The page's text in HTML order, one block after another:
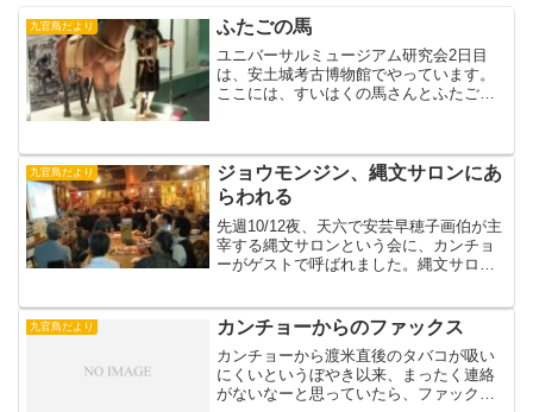
九官鳥だより ふたごの馬
ユニバーサルミュージアム研究会2日目
は、安土城考古博物館でやっています。
ここには、すいはくの馬さんとふたごの
いる日本の在来馬です。すいはくの馬さ
んも新芦屋古墳出土の馬具...
九官鳥だより
ジョウモンジン、縄文サロンにあ
らわれる
先週10/12夜、天六で安芸早穂子画伯が主
宰する縄文サロンという会に、カンチョ
ーがゲストで呼ばれました。縄文サロン
問に、縄文人になりかわって？スラスラ
答えていました。館...
九官鳥だより カンチョーからのファックス
カンチョーから渡米直後のタバコが吸い
にくいというぼやき以来、まったく連絡
がないなーと思っていたら、ファックス